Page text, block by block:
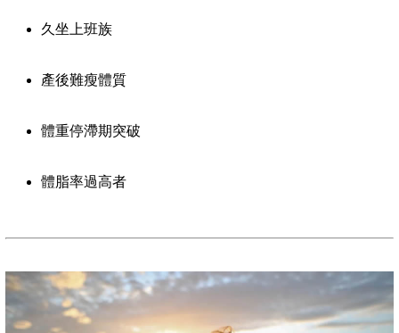
久坐上班族
產後難瘦體質
體重停滯期突破
體脂率過高者